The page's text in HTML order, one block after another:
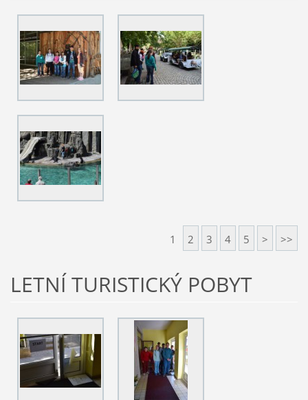
1 2 3 4 5 > >>
LETNÍ TURISTICKÝ POBYT